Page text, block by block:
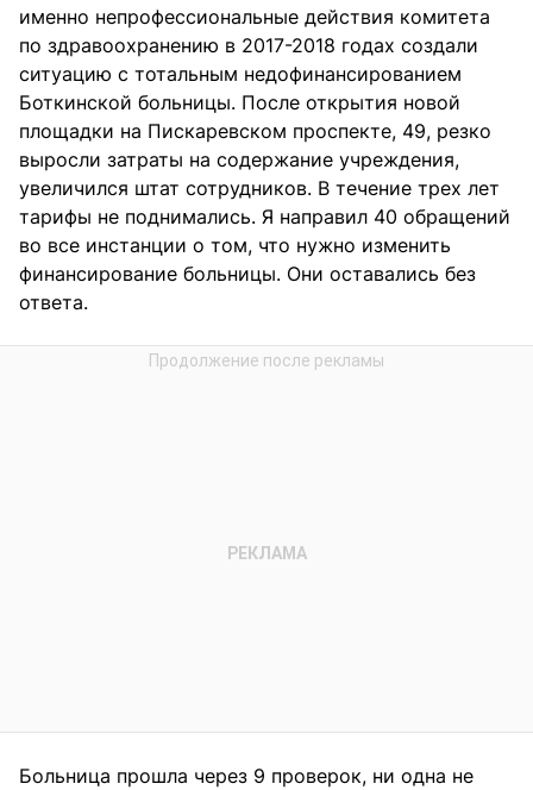
именно непрофессиональные действия комитета
по здравоохранению в 2017-2018 годах создали
ситуацию с тотальным недофинансированием
Боткинской больницы. После открытия новой
площадки на Пискаревском проспекте, 49, резко
выросли затраты на содержание учреждения,
увеличился штат сотрудников. В течение трех лет
тарифы не поднимались. Я направил 40 обращений
во все инстанции о том, что нужно изменить
финансирование больницы. Они оставались без
ответа.
Больница прошла через 9 проверок, ни одна не